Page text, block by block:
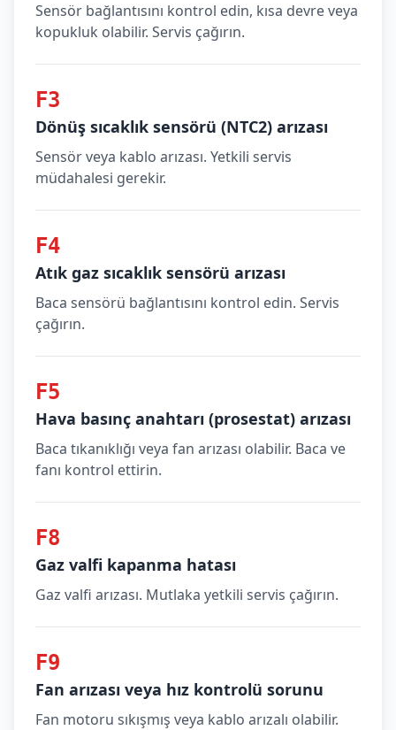
Sensör bağlantısını kontrol edin, kısa devre veya
kopukluk olabilir. Servis çağırın.
F3
Dönüş sıcaklık sensörü (NTC2) arızası
Sensör veya kablo arızası. Yetkili servis
müdahalesi gerekir.
F4
Atık gaz sıcaklık sensörü arızası
Baca sensörü bağlantısını kontrol edin. Servis
çağırın.
F5
Hava basınç anahtarı (prosestat) arızası
Baca tıkanıklığı veya fan arızası olabilir. Baca ve
fanı kontrol ettirin.
F8
Gaz valfi kapanma hatası
Gaz valfi arızası. Mutlaka yetkili servis çağırın.
F9
Fan arızası veya hız kontrolü sorunu
Fan motoru sıkışmış veya kablo arızalı olabilir.